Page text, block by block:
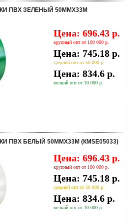
ПВХ ЗЕЛЕНЫЙ 50ММX33М
Цена: 696.43 р.
крупный опт от 100 000 р.
Цена: 745.18 р.
средний опт от 50 000 р.
Цена: 834.6 р.
мелкий опт от 10 000 р.
ПВХ БЕЛЫЙ 50ММX33М (КМSЕ05033)
Цена: 696.43 р.
крупный опт от 100 000 р.
Цена: 745.18 р.
средний опт от 50 000 р.
Цена: 834.6 р.
мелкий опт от 10 000 р.